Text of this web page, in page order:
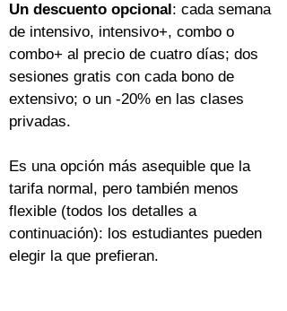
Un descuento opcional: cada semana
de intensivo, intensivo+, combo o
combo+ al precio de cuatro días; dos
sesiones gratis con cada bono de
extensivo; o un -20% en las clases
privadas.
Es una opción más asequible que la
tarifa normal, pero también menos
flexible (todos los detalles a
continuación): los estudiantes pueden
elegir la que prefieran.